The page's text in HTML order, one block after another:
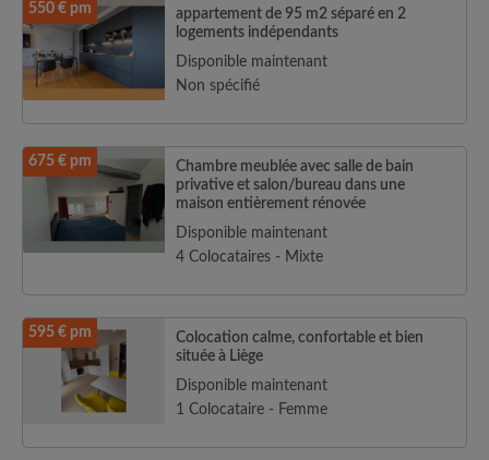
550 € pm
appartement de 95 m2 séparé en 2
logements indépendants
Disponible maintenant
Non spécifié
675 € pm
Chambre meublée avec salle de bain
privative et salon/bureau dans une
maison entièrement rénovée
Disponible maintenant
4 Colocataires - Mixte
595 € pm
Colocation calme, confortable et bien
située à Liège
Disponible maintenant
1 Colocataire - Femme